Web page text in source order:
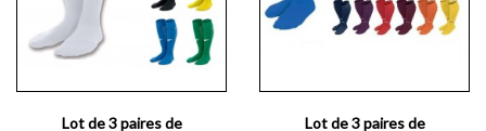
Lot de 3 paires de
Lot de 3 paires de